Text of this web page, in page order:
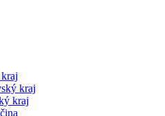
kraj
kraj